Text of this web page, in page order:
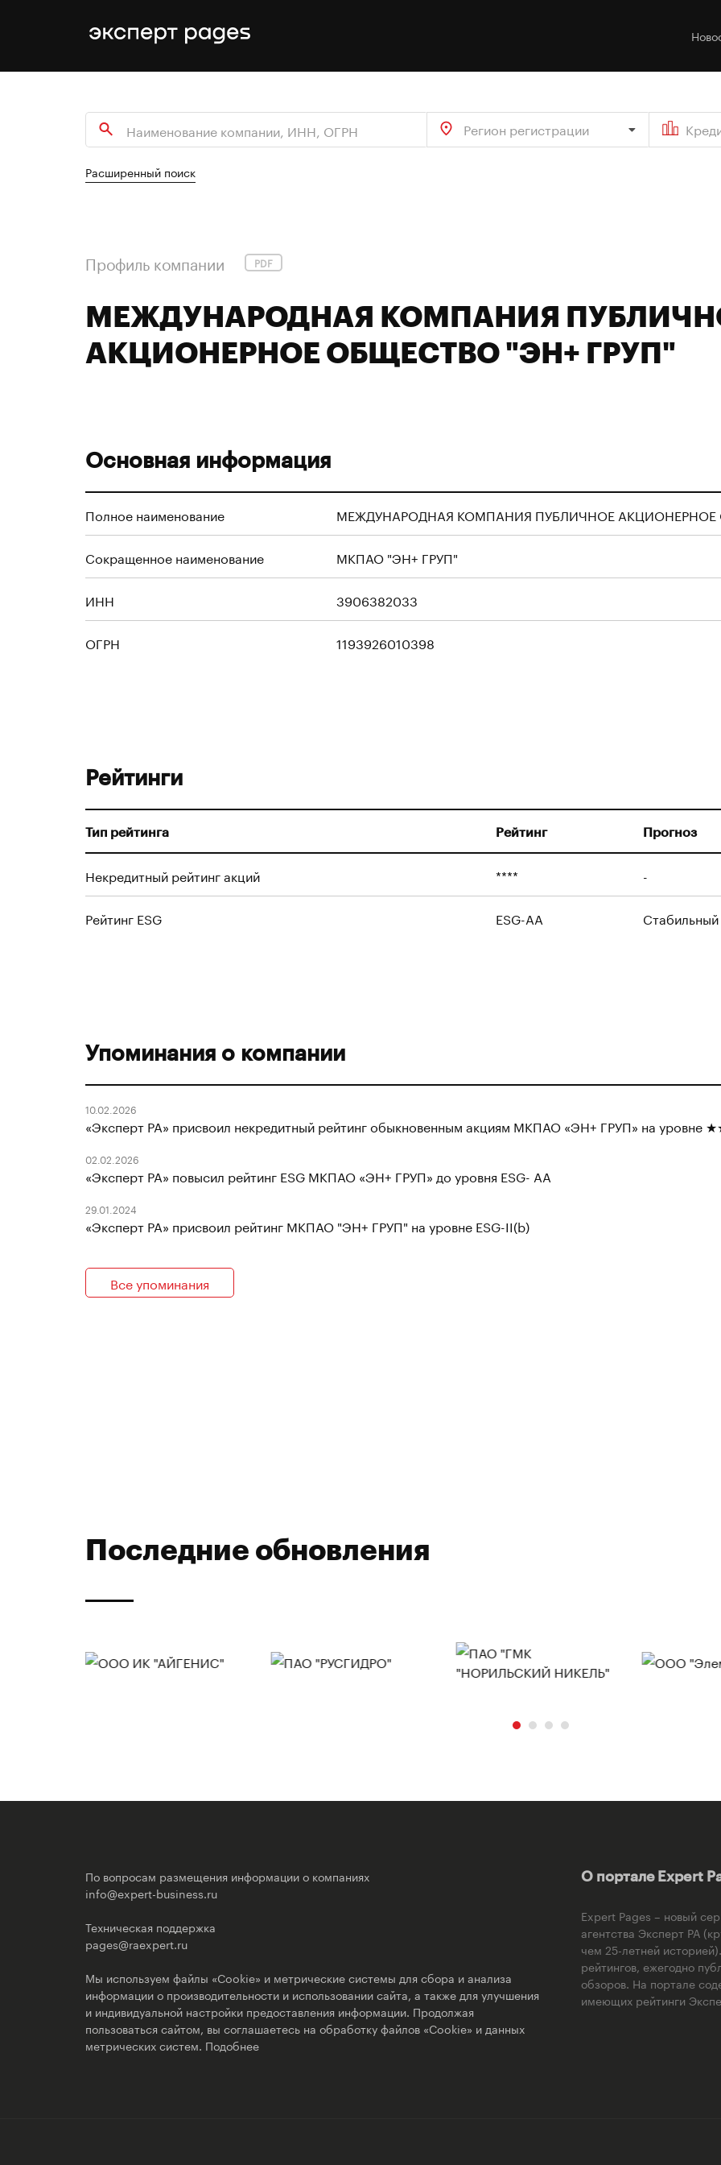
Регион регистрации
Расширенный поиск
Профиль компании PDF
МЕЖДУНАРОДНАЯ КОМПАНИЯ
АКЦИОНЕРНОЕ ОБЩЕСТВО "ЭН+ ГРУП"
Основная информация
Полное наименование МЕЖДУНАРОДНАЯ КОМПАНИЯ ПУБЛИЧНОЕ АКЦИОНЕРНОЕ
Сокращенное наименование МКПАО "ЭН+ ГРУП"
ИНН 3906382033
ОГРН 1193926010398
Рейтинги
Тип рейтинга Рейтинг Прогноз
Некредитный рейтинг акций **** -
Рейтинг ESG ESG-AA Стабильный
Упоминания о компании
10.02.2026
«Эксперт РА» присвоил некредитный рейтинг обыкновенным акциям МКПАО «ЭН+ ГРУП» на уровне
02.02.2026
«Эксперт РА» повысил рейтинг ESG МКПАО «ЭН+ ГРУП» до уровня ESG- АА
29.01.2024
«Эксперт РА» присвоил рейтинг МКПАО "ЭН+ ГРУП" на уровне ESG-II(b)
Все упоминания
Последние обновления
По вопросам размещения информации о компаниях
info@expert-business.ru
Техническая поддержка
pages@raexpert.ru
Мы используем файлы «Cookie» и метрические системы для сбора и анализа
информации о производительности и использовании сайта, а также для улучшения
и индивидуальной настройки предоставления информации. Продолжая
пользоваться сайтом, вы соглашаетесь на обработку файлов «Cookie» и данных
метрических систем. Подобнее
О портале Expert
Expert Pages – новый
агентства Эксперт РА
чем 25-летней
рейтингов, ежегодно
обзоров. На портале
имеющих рейтинги